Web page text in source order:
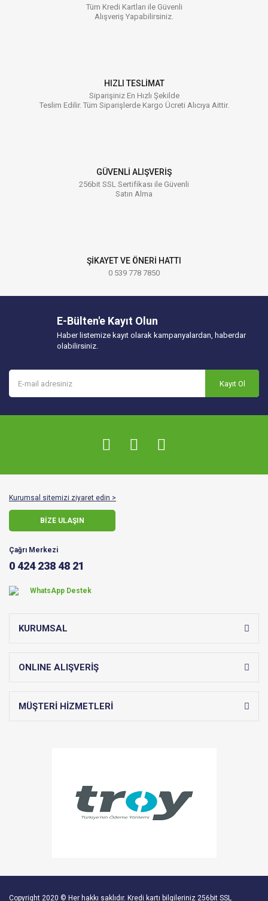
Tüm Kredi Kartları ile Güvenli
Alışveriş Yapabilirsiniz.
HIZLI TESLİMAT
Siparişiniz En Hızlı Şekilde
Teslim Edilir. Tüm Siparişlerde Kargo Ücreti Alıcıya Aittir.
GÜVENLİ ALIŞVERİŞ
256bit SSL Sertifikası ile Güvenli
Satın Alma
ŞİKAYET VE ÖNERİ HATTI
0 539 778 7850
E-Bülten'e Kayıt Olun
Haber listemize kayıt olarak kampanyalardan, haberdar
olabilirsiniz.
Kayıt Ol
Kurumsal sitemizi ziyaret edin >
BİZE ULAŞIN
Çağrı Merkezi
0 424 238 48 21
WhatsApp Destek
KURUMSAL
ONLINE ALIŞVERİŞ
MÜŞTERİ HİZMETLERİ
Copyright 2020 © Her hakkı saklıdır. Kredi kartı bilgileriniz 256bit SSL